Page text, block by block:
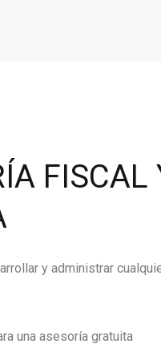
FISCAL
y administrar
una asesoría gratuita